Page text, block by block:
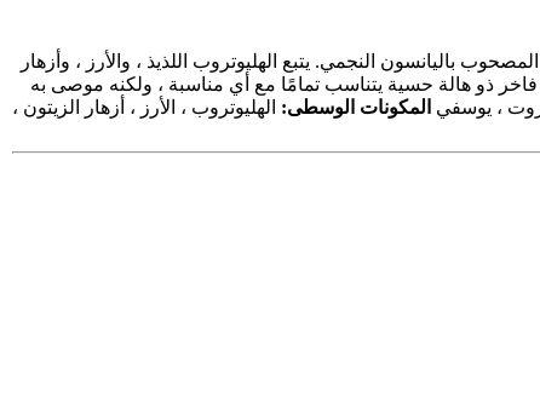
باليانسون النجمي. يتبع الهليوتروب اللذيذ ، والأرز ، وأزهار
ذو هالة حسية يتناسب تمامًا مع أي مناسبة ، ولكنه موصى به
، يوسفي المكونات الوسطى: الهليوتروب ، الأرز ، أزهار الزيتون ،